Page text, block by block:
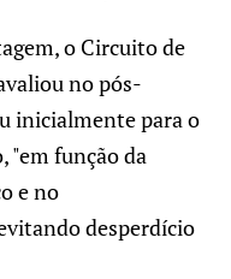
o Circuito de
no pós-
inicialmente para o
"em função da
e no
desperdício